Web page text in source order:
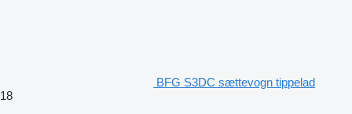
BFG S3DC sættevogn tippelad
18